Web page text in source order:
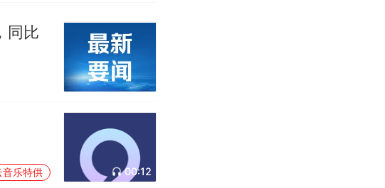
同比
音乐特供 00:12